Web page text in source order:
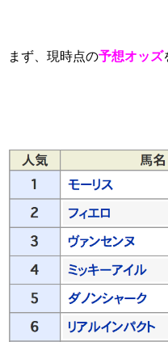
まず、現時点の予想オッズ